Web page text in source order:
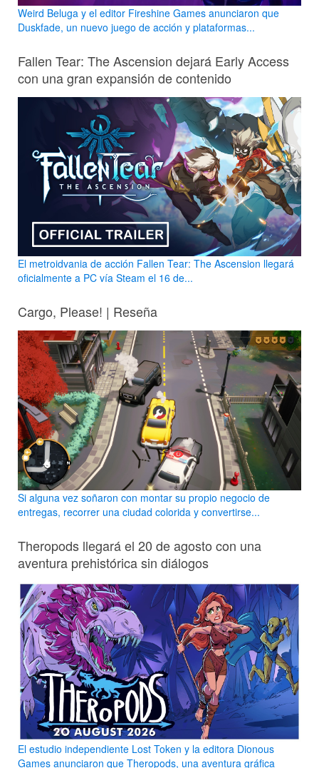
Weird Beluga y el editor Fireshine Games anunciaron que
Duskfade, un nuevo juego de acción y plataformas...
Fallen Tear: The Ascension dejará Early Access
con una gran expansión de contenido
El metroidvania de acción Fallen Tear: The Ascension llegará
oficialmente a PC vía Steam el 16 de...
Cargo, Please! | Reseña
Si alguna vez soñaron con montar su propio negocio de
entregas, recorrer una ciudad colorida y convertirse...
Theropods llegará el 20 de agosto con una
aventura prehistórica sin diálogos
El estudio independiente Lost Token y la editora Dionous
Games anunciaron que Theropods, una aventura gráfica